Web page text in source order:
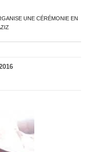
UNE CÉRÉMONIE EN